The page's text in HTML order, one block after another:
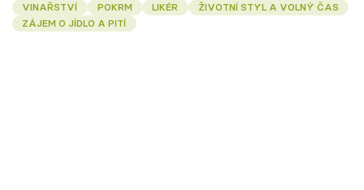
VINAŘSTVÍ
POKRM LIKÉR
ŽIVOTNÍ STYL A VOLNÝ ČAS
ZÁJEM O JÍDLO A PITÍ